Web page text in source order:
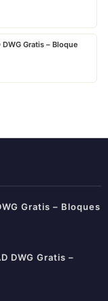
Gratis – Bloque
Gratis – Bloques
DWG Gratis –